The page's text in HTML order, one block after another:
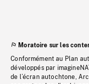
Moratoire sur les
Conformément au Plan
développés par
de l’écran autochtone,